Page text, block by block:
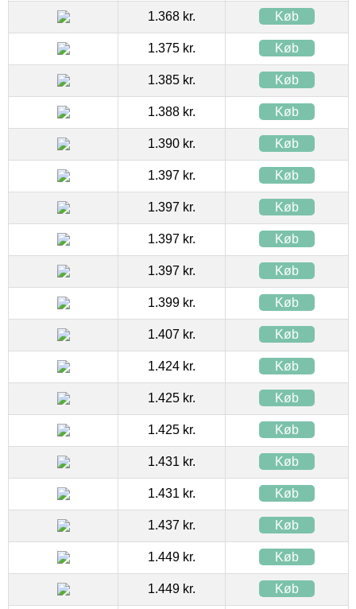
1.368 kr. Køb
1.375 kr. Køb
1.385 kr. Køb
1.388 kr. Køb
1.390 kr. Køb
1.397 kr. Køb
1.397 kr. Køb
1.397 kr. Køb
1.397 kr. Køb
1.399 kr. Køb
1.407 kr. Køb
1.424 kr. Køb
1.425 kr. Køb
1.425 kr. Køb
1.431 kr. Køb
1.431 kr. Køb
1.437 kr. Køb
1.449 kr. Køb
1.449 kr. Køb